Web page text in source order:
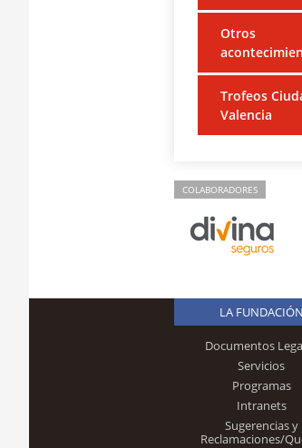
Otros
Trofeos
Valencia
COLABORADORES
LA FUNDACIÓN
Documentos
Servicios
Programas
Intranets
Sugerencias y
Reclamaciones/